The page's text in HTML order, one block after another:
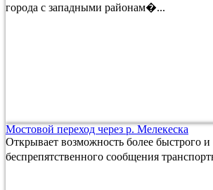
города с западными районам�...
Мостовой переход через р. Мелекеска
Открывает возможность более быстрого и
беспрепятственного сообщения